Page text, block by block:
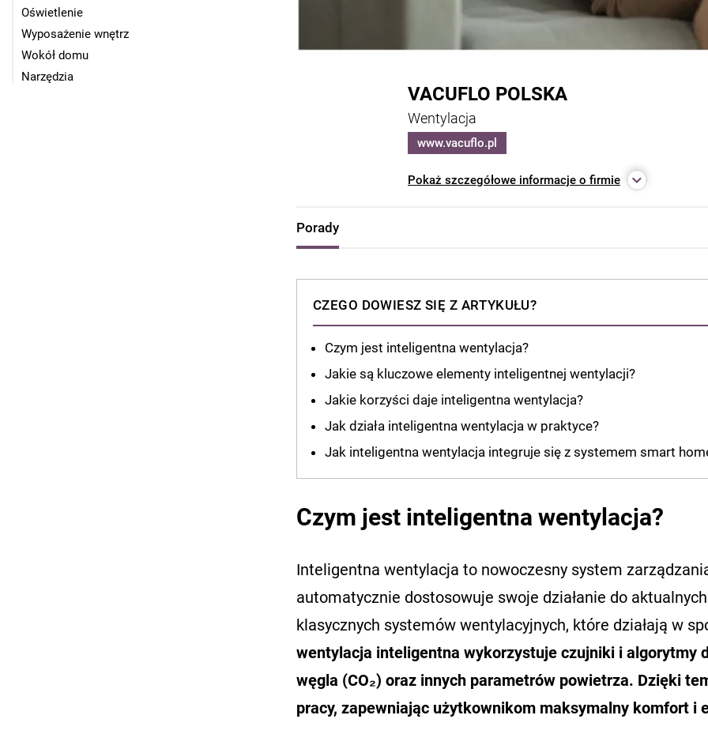
Oświetlenie
Wyposażenie wnętrz
Wokół domu
Narzędzia
VACUFLO POLSKA
Wentylacja
www.vacuflo.pl
Pokaż szczegółowe informacje o firmie
Porady
CZEGO DOWIESZ SIĘ Z ARTYKUŁU?
Czym jest inteligentna wentylacja?
Jakie są kluczowe elementy inteligentnej wentylacji?
Jakie korzyści daje inteligentna wentylacja?
Jak działa inteligentna wentylacja w praktyce?
Jak inteligentna wentylacja integruje się z systemem smart
Czym jest inteligentna wentylacja?
Inteligentna wentylacja to nowoczesny system
automatycznie dostosowuje swoje działanie do
klasycznych systemów wentylacyjnych, które działają w
wentylacja inteligentna wykorzystuje czujniki i algorytmy
węgla (CO₂) oraz innych parametrów powietrza. Dzięki
pracy, zapewniając użytkownikom maksymalny komfort i